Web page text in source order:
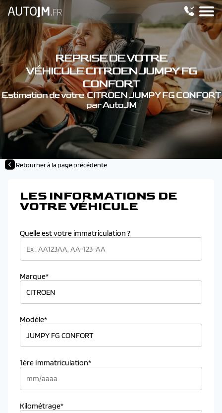
REPRISE DE VOTRE
VÉHICULE CITROEN JUMPY FG
CONFORT
Estimation de votre CITROEN JUMPY FG CONFORT
par AutoJM
Retourner à la page précédente
LES INFORMATIONS DE
VOTRE VÉHICULE
Quelle est votre immatriculation ?
Marque*
Modèle*
1ère Immatriculation*
Kilométrage*